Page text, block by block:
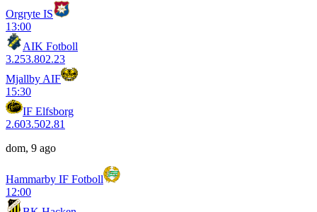
Orgryte IS
13:00
AIK Fotboll
3.253.802.23
Mjallby AIF
15:30
IF Elfsborg
2.603.502.81
dom, 9 ago
Hammarby IF Fotboll
12:00